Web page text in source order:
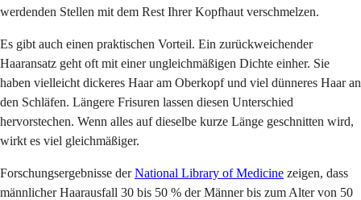
werdenden Stellen mit dem Rest Ihrer Kopfhaut verschmelzen.
Es gibt auch einen praktischen Vorteil. Ein zurückweichender
Haaransatz geht oft mit einer ungleichmäßigen Dichte einher. Sie
haben vielleicht dickeres Haar am Oberkopf und viel dünneres Haar an
den Schläfen. Längere Frisuren lassen diesen Unterschied
hervorstechen. Wenn alles auf dieselbe kurze Länge geschnitten wird,
wirkt es viel gleichmäßiger.
Forschungsergebnisse derNational Library of Medicine zeigen, dass
männlicher Haarausfall 30 bis 50 % der Männer bis zum Alter von 50